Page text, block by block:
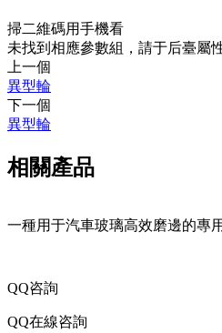
掃二維碼用手機看
未找到相應參數組，請于后臺屬
上一個
異型輪
下一個
異型輪
相關產品
一種用于汽車玻璃高效磨邊的專
QQ咨詢
QQ在線咨詢